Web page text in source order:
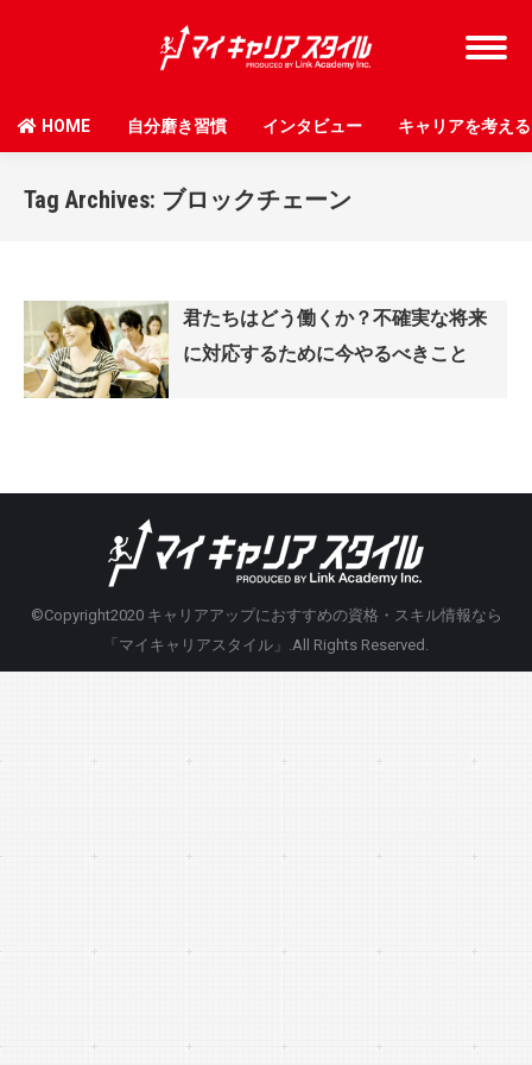
HOME 自分磨き習慣 インタビュー キャリアを考える
Tag Archives: ブロックチェーン
君たちはどう働くか？不確実な将来
に対応するために今やるべきこと
©Copyright2020 キャリアアップにおすすめの資格・スキル情報なら
「マイキャリアスタイル」
.All Rights Reserved.